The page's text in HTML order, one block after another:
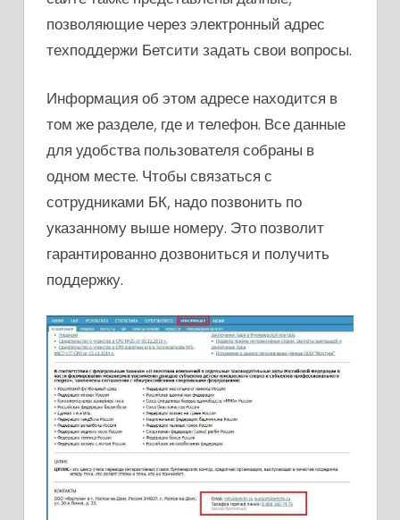
позволяющие через электронный адрес
техподдержи Бетсити задать свои вопросы.
Информация об этом адресе находится в
том же разделе, где и телефон. Все данные
для удобства пользователя собраны в
одном месте. Чтобы связаться с
сотрудниками БК, надо позвонить по
указанному выше номеру. Это позволит
гарантированно дозвониться и получить
поддержку.